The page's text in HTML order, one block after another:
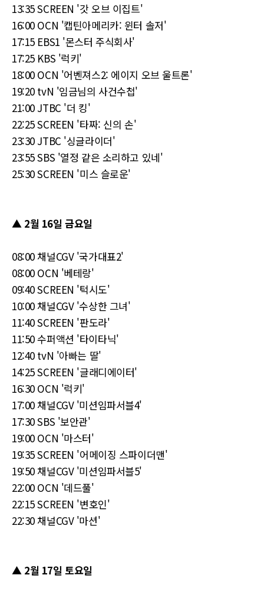
13:35 SCREEN '갓 오브 이집트'
16:00 OCN '캡틴아메리카: 윈터 솔저'
17:15 EBS1 '몬스터 주식회사'
17:25 KBS '럭키'
18:00 OCN '어벤져스2: 에이지 오브 울트론'
19:20 tvN '임금님의 사건수첩'
21:00 JTBC '더 킹'
22:25 SCREEN '타짜: 신의 손'
23:30 JTBC '싱글라이더'
23:55 SBS '열정 같은 소리하고 있네'
25:30 SCREEN '미스 슬로운'
▲ 2월 16일 금요일
08:00 채널CGV '국가대표2'
08:00 OCN '베테랑'
09:40 SCREEN '턱시도'
10:00 채널CGV '수상한 그녀'
11:40 SCREEN '판도라'
11:50 수퍼액션 '타이타닉'
12:40 tvN '아빠는 딸'
14:25 SCREEN '글래디에이터'
16:30 OCN '럭키'
17:00 채널CGV '미션임파서블4'
17:30 SBS '보안관'
19:00 OCN '마스터'
19:35 SCREEN '어메이징 스파이더맨'
19:50 채널CGV '미션임파서블5'
22:00 OCN '데드풀'
22:15 SCREEN '변호인'
22:30 채널CGV '마션'
▲ 2월 17일 토요일